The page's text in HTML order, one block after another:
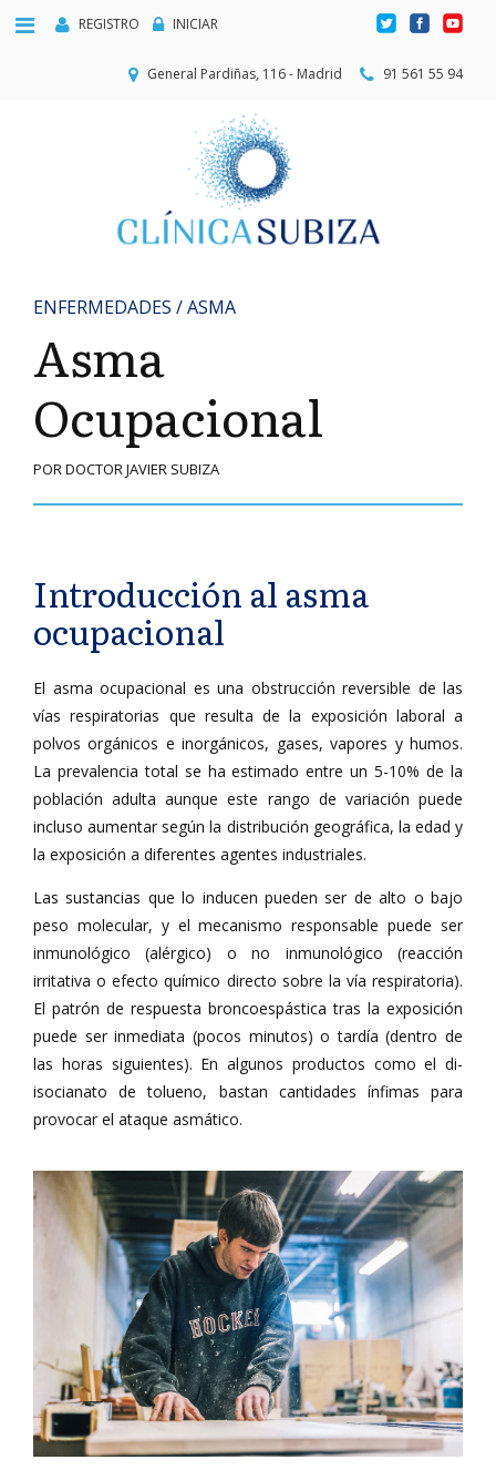
REGISTRO INICIAR
General Pardiñas, 116 - Madrid 91 561 55 94
ENFERMEDADES / ASMA
Asma
Ocupacional
POR DOCTOR JAVIER SUBIZA
Introducción al asma
ocupacional
El asma ocupacional es una obstrucción reversible de las
vías respiratorias que resulta de la exposición laboral a
polvos orgánicos e inorgánicos, gases, vapores y humos.
La prevalencia total se ha estimado entre un 5-10% de la
población adulta aunque este rango de variación puede
incluso aumentar según la distribución geográfica, la edad y
la exposición a diferentes agentes industriales.
Las sustancias que lo inducen pueden ser de alto o bajo
peso molecular, y el mecanismo responsable puede ser
inmunológico (alérgico) o no inmunológico (reacción
irritativa o efecto químico directo sobre la vía respiratoria).
El patrón de respuesta broncoespástica tras la exposición
puede ser inmediata (pocos minutos) o tardía (dentro de
las horas siguientes). En algunos productos como el di-
isocianato de tolueno, bastan cantidades ínfimas para
provocar el ataque asmático.